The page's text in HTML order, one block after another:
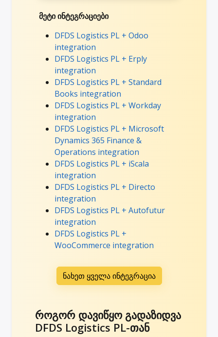
მეტი ინტეგრაციები
DFDS Logistics PL + Odoo
integration
DFDS Logistics PL + Erply
integration
DFDS Logistics PL + Standard
Books integration
DFDS Logistics PL + Workday
integration
DFDS Logistics PL + Microsoft
Dynamics 365 Finance &
Operations integration
DFDS Logistics PL + iScala
integration
DFDS Logistics PL + Directo
integration
DFDS Logistics PL + Autofutur
integration
DFDS Logistics PL +
WooCommerce integration
ნახეთ ყველა ინტეგრაცია
როგორ დავიწყო გადაზიდვა
DFDS Logistics PL-თან